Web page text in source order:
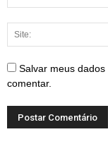
Salvar meus
comentar.